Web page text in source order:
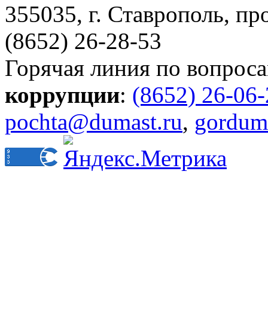
355035, г. Ставрополь,
(8652) 26-28-53
Горячая линия по
коррупции: (8652) 26-
pochta@dumast.ru,